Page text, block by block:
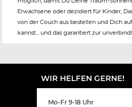
Erwachsene oder dezidiert für Kinder,
von der Couch aus bestellen und Dich
kannst... und das garantiert zur
WIR HELFEN GERNE!
Mo-Fr 9-18 Uhr